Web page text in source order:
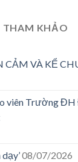
THAM KHẢO
CẢM VÀ KỂ
viên Trường
08/07/2026